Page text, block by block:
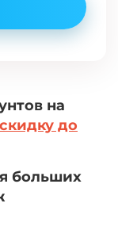
на
скидку до
больших